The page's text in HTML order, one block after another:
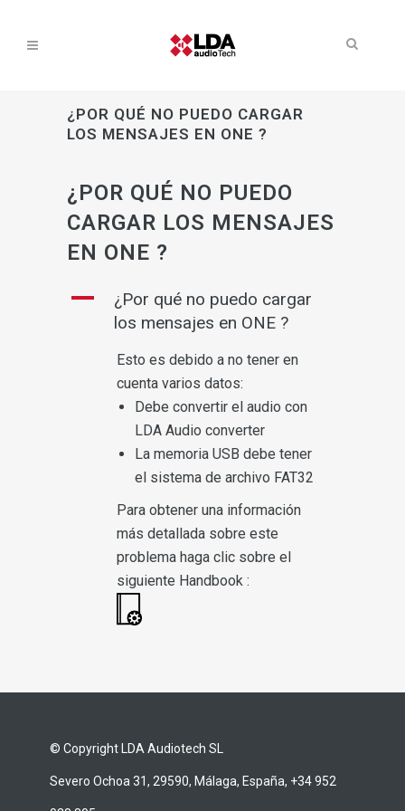
¿POR QUÉ NO PUEDO CARGAR
LOS MENSAJES EN ONE ?
¿POR QUÉ NO PUEDO
CARGAR LOS MENSAJES
EN ONE ?
A
¿Por qué no puedo cargar
los mensajes en ONE ?
Esto es debido a no tener en
cuenta varios datos:
Debe convertir el audio con
LDA Audio converter
La memoria USB debe tener
el sistema de archivo FAT32
Para obtener una información
más detallada sobre este
problema haga clic sobre el
siguiente Handbook :
© Copyright LDA Audiotech SL
Severo Ochoa 31, 29590, Málaga, España, +34 952